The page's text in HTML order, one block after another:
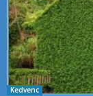
Kedvenc